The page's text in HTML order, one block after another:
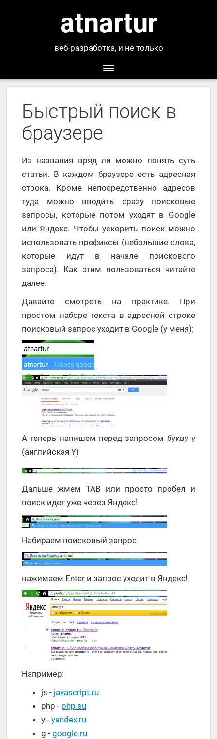
atnartur
веб-разработка, и не только
Toggle
navigation
Быстрый поиск в
браузере
Из названия вряд ли можно понять суть
статьи. В каждом браузере есть адресная
строка. Кроме непосредственно адресов
туда можно вводить сразу поисковые
запросы, которые потом уходят в Google
или Яндекс. Чтобы ускорить поиск можно
использовать префиксы (небольшие слова,
которые идут в начале поискового
запроса). Как этим пользоваться читайте
далее.
Давайте смотреть на практике. При
простом наборе текста в адресной строке
поисковый запрос уходит в Google (у меня):
А теперь напишем перед запросом букву y
(английская Y)
Дальше жмем TAB или просто пробел и
поиск идет уже через Яндекс!
Набираем поисковый запрос
нажимаем Enter и запрос уходит в Яндекс!
Например:
js - javascript.ru
php - php.su
y - yandex.ru
g - google.ru